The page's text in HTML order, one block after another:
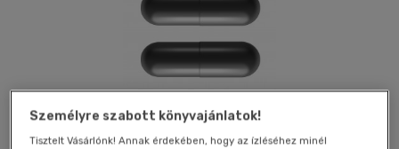
Személyre szabott könyvajánlatok!
Tisztelt Vásárlónk! Annak érdekében, hogy az ízléséhez minél